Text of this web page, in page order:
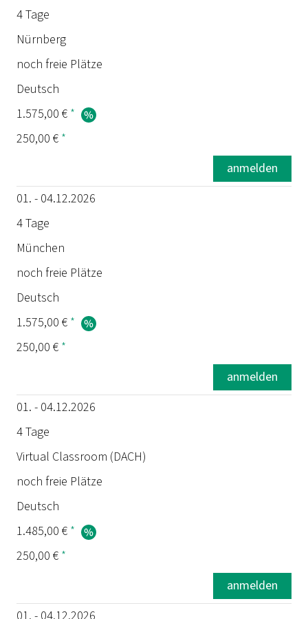
4 Tage
Nürnberg
noch freie Plätze
Deutsch
1.575,00 € *
250,00 € *
anmelden
01. - 04.12.2026
4 Tage
München
noch freie Plätze
Deutsch
1.575,00 € *
250,00 € *
anmelden
01. - 04.12.2026
4 Tage
Virtual Classroom (DACH)
noch freie Plätze
Deutsch
1.485,00 € *
250,00 € *
anmelden